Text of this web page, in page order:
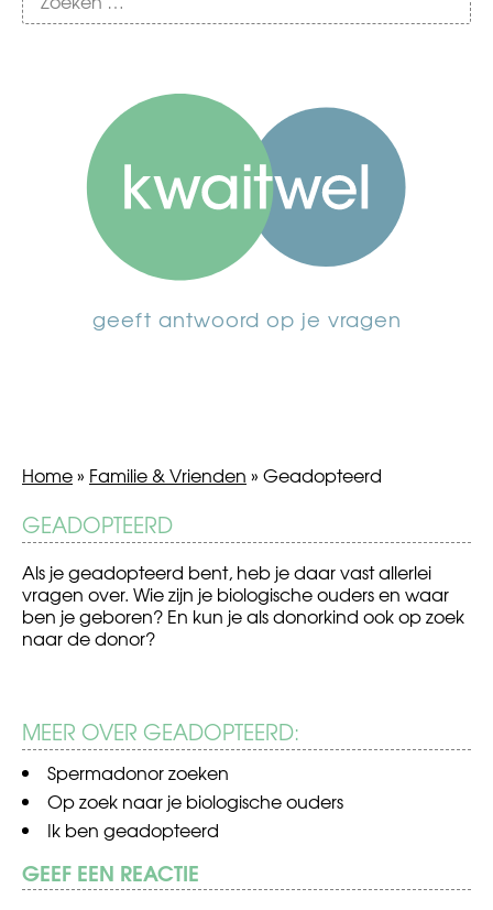
geeft antwoord op je vragen
Home» Familie & Vrienden » Geadopteerd
GEADOPTEERD
Als je geadopteerd bent, heb je daar vast allerlei
vragen over. Wie zijn je biologische ouders en waar
ben je geboren? En kun je als donorkind ook op zoek
naar de donor?
MEER OVER GEADOPTEERD:
Spermadonor zoeken
Op zoek naar je biologische ouders
Ik ben geadopteerd
GEEF EEN REACTIE